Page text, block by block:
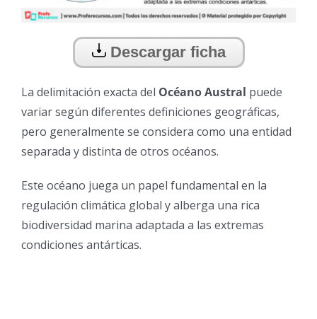
Descargar ficha
La delimitación exacta del Océano Austral puede
variar según diferentes definiciones geográficas,
pero generalmente se considera como una entidad
separada y distinta de otros océanos.
Este océano juega un papel fundamental en la
regulación climática global y alberga una rica
biodiversidad marina adaptada a las extremas
condiciones antárticas.